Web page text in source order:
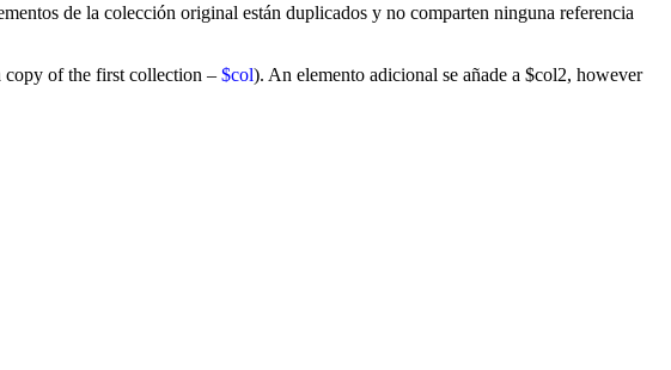
de la colección original están duplicados y no comparten ninguna referencia
copy of the first collection – $col). An elemento adicional se añade a $col2, however